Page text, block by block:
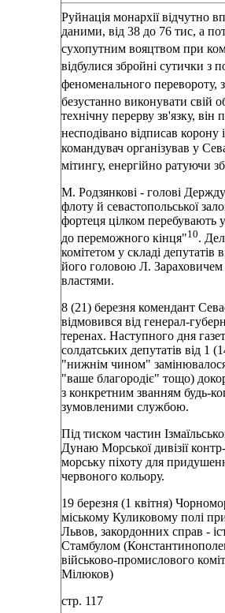
Руйнація монархії відчутно
даними, від 38 до 76 тис, а
сухопутним вояцтвом при
відбулися збройні сутички з
феноменального перевороту,
безустанно виконувати свій
технічну перерву зв'язку,
несподівано відписав
командувач організував у
мітингу, енергійно ратуючи
М. Родзянкові - голові
флоту й севастопольської
фортеця цілком перебувають
до переможного кінця"10.
комітетом у складі депутатів
його головою Л. Зараховичем
властями.
8 (21) березня комендант
відмовився від генерал-
теренах. Наступного дня
солдатських депутатів від 1
"нижнім чином"
"ваше благородіє" тощо)
з конкретним званням будь-
зумовленими службою.
Під тиском частин
Дунаю Морської дивізії
морську піхоту для
червоного кольору.
19 березня (1 квітня)
міському Куликовому полі
Львов, закордонних справ -
Стамбулом
військово-промислового
Мілюков)
стр. 117